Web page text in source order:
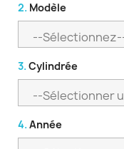
2. Modèle
3. Cylindrée
4. Année